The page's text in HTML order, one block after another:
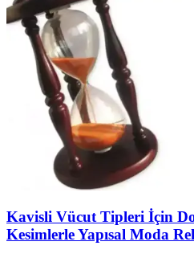
Kavisli Vücut Tipleri İçin
Kesimlerle Yapısal Moda